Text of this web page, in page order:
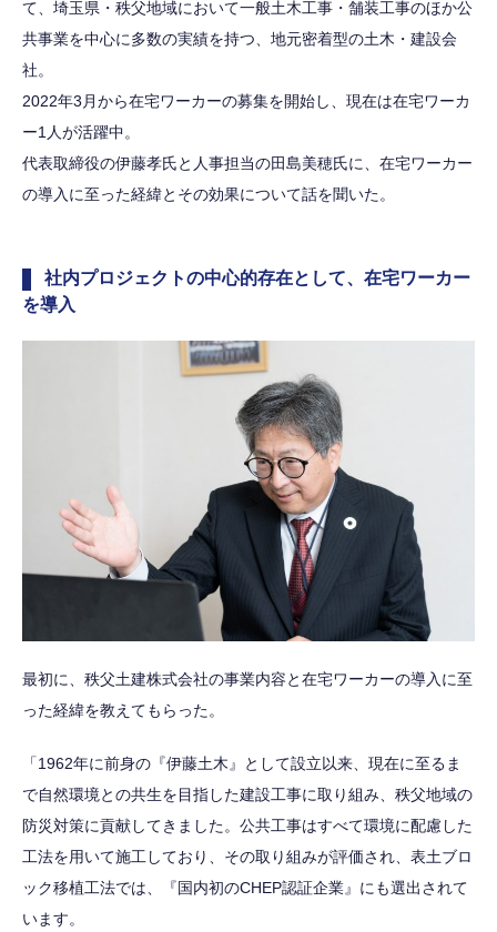
て、埼玉県・秩父地域において一般土木工事・舗装工事のほか公
共事業を中心に多数の実績を持つ、地元密着型の土木・建設会
社。
2022年3月から在宅ワーカーの募集を開始し、現在は在宅ワーカ
ー1人が活躍中。
代表取締役の伊藤孝氏と人事担当の田島美穂氏に、在宅ワーカー
の導入に至った経緯とその効果について話を聞いた。
社内プロジェクトの中心的存在として、在宅ワーカー
を導入
最初に、秩父土建株式会社の事業内容と在宅ワーカーの導入に至
った経緯を教えてもらった。
「1962年に前身の『伊藤土木』として設立以来、現在に至るま
で自然環境との共生を目指した建設工事に取り組み、秩父地域の
防災対策に貢献してきました。公共工事はすべて環境に配慮した
工法を用いて施工しており、その取り組みが評価され、表土ブロ
ック移植工法では、『国内初のCHEP認証企業』にも選出されて
います。